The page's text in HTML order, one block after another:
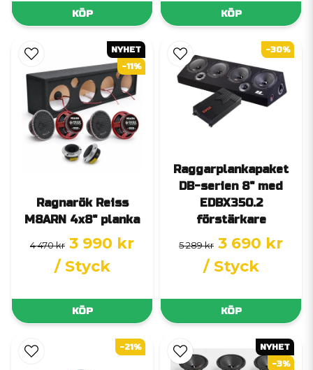
KÖP KÖP
Ragnarök Reiss
M8ARN 4x8" planka
4 470 kr 3 990 kr
/ Styck
KÖP
NYHET
-11%
Raggarplankapaket
DB-serien 8" med
EDBX350.2
förstärkare
5 289 kr 3 690 kr
/ Styck
KÖP
-30%
-21%
NYHET
-3%